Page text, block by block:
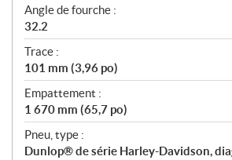
Angle de fourche :
32.2
Trace :
101 mm (3,96 po)
Empattement :
1 670 mm (65,7 po)
Pneu, type :
Dunlop® de série Harley-Davidson,